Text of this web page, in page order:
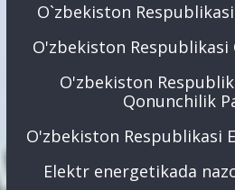
O`zbekiston
O'zbekiston Respublikasi
O'zbekiston
Qonunchilik
O'zbekiston Respublikasi
Elektr energetikada